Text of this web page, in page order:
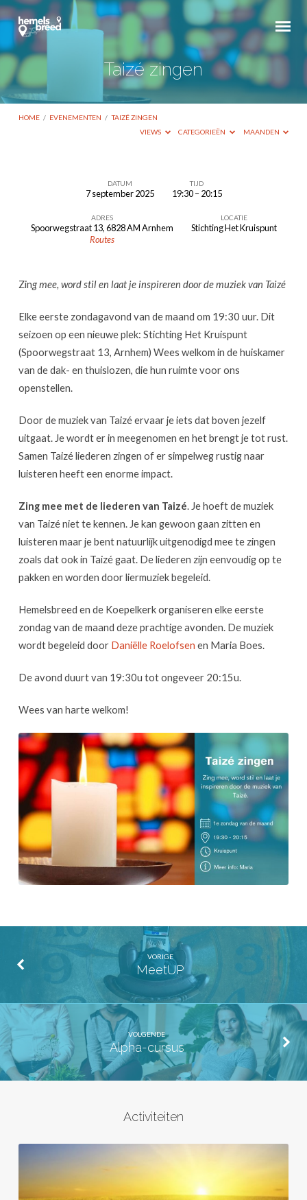
Taizé zingen
HOME / EVENEMENTEN / TAIZÉ ZINGEN
VIEWS
CATEGORIEËN MAANDEN
zingen
DATUM
7 september 2025
TIJD
19:30 – 20:15
ADRES
Spoorwegstraat 13, 6828 AM Arnhem
Routes
LOCATIE
Stichting Het Kruispunt
Zing mee, word stil en laat je inspireren door de muziek van Taizé
Elke eerste zondagavond van de maand om 19:30 uur. Dit
seizoen op een nieuwe plek: Stichting Het Kruispunt
(Spoorwegstraat 13, Arnhem) Wees welkom in de huiskamer
van de dak- en thuislozen, die hun ruimte voor ons
openstellen.
Door de muziek van Taizé ervaar je iets dat boven jezelf
uitgaat. Je wordt er in meegenomen en het brengt je tot rust.
Samen Taizé liederen zingen of er simpelweg rustig naar
luisteren heeft een enorme impact.
Zing mee met de liederen van Taizé. Je hoeft de muziek
van Taizé niet te kennen. Je kan gewoon gaan zitten en
luisteren maar je bent natuurlijk uitgenodigd mee te zingen
zoals dat ook in Taizé gaat. De liederen zijn eenvoudig op te
pakken en worden door liermuziek begeleid.
Hemelsbreed en de Koepelkerk organiseren elke eerste
zondag van de maand deze prachtige avonden. De muziek
wordt begeleid door Daniëlle Roelofsen en Maria Boes.
De avond duurt van 19:30u tot ongeveer 20:15u.
Wees van harte welkom!
VORIGE
MeetUP
VOLGENDE
Alpha-cursus
Activiteiten